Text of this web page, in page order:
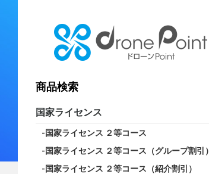
商品検索
国家ライセンス
国家ライセンス ２等コース
国家ライセンス ２等コース（グループ割引）
国家ライセンス ２等コース（紹介割引）